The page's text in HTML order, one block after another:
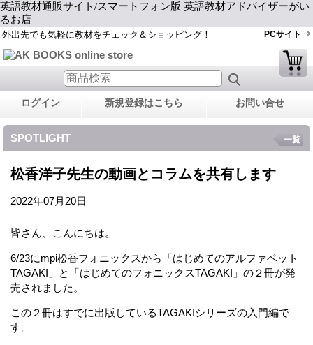
英語教材通販サイト/スマートフォン版 英語教材アドバイザーがい
るお店
外出先でも気軽に教材をチェック＆ショッピング！ PCサイト
ログイン 新規登録はこちら お問い合せ
SPOTLIGHT 一覧
松香洋子先生の動画とコラムを共有します
2022年07月20日
皆さん、こんにちは。
6/23にmpi松香フォニックスから「はじめてのアルファベット
TAGAKI」と「はじめてのフォニックスTAGAKI」の２冊が発
売されました。
この２冊はすでに出版しているTAGAKIシリーズの入門編で
す。